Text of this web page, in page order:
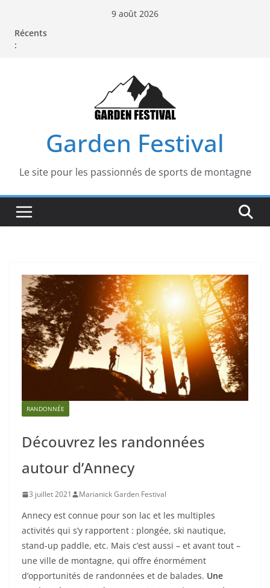
contenu
9 août 2026
Récents
:
Garden Festival
Le site pour les passionnés de sports de montagne
RANDONNÉE
Découvrez les randonnées
autour d’Annecy
3 juillet 2021 Marianick Garden Festival
Annecy est connue pour son lac et les multiples
activités qui s’y rapportent : plongée, ski nautique,
stand-up paddle, etc. Mais c’est aussi – et avant tout –
une ville de montagne, qui offre énormément
d’opportunités de randonnées et de balades. Une